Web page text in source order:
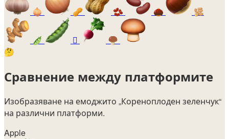
🧅 🥜 🫘 🌰 🫚
🫛 🫜
🍄‍🟫
🤔
Сравнение между платформите
Изобразяване на емоджито „Кореноплоден зеленчук“
на различни платформи.
Apple